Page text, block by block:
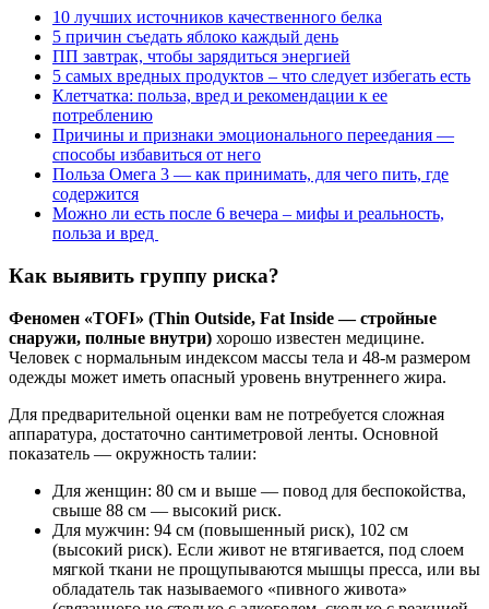
10 лучших источников качественного белка
5 причин съедать яблоко каждый день
ПП завтрак, чтобы зарядиться энергией
5 самых вредных продуктов – что следует избегать есть
Клетчатка: польза, вред и рекомендации к ее
потреблению
Причины и признаки эмоционального переедания —
способы избавиться от него
Польза Омега 3 — как принимать, для чего пить, где
содержится
Можно ли есть после 6 вечера – мифы и реальность,
польза и вред
Как выявить группу риска?
Феномен «TOFI» (Thin Outside, Fat Inside — стройные
снаружи, полные внутри) хорошо известен медицине.
Человек с нормальным индексом массы тела и 48-м размером
одежды может иметь опасный уровень внутреннего жира.
Для предварительной оценки вам не потребуется сложная
аппаратура, достаточно сантиметровой ленты. Основной
показатель — окружность талии:
Для женщин: 80 см и выше — повод для беспокойства,
свыше 88 см — высокий риск.
Для мужчин: 94 см (повышенный риск), 102 см
(высокий риск). Если живот не втягивается, под слоем
мягкой ткани не прощупываются мышцы пресса, или вы
обладатель так называемого «пивного живота»